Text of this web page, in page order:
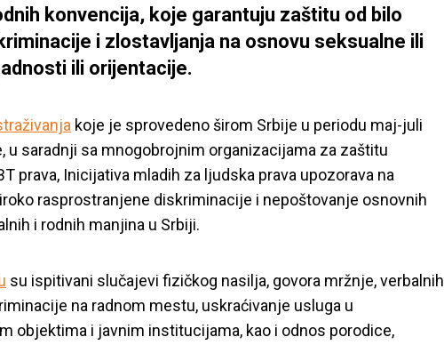
konvencija, koje garantuju zaštitu od bilo
i zlostavljanja na osnovu seksualne ili
ili orijentacije.
koje je sprovedeno širom Srbije u periodu maj-juli
u saradnji sa mnogobrojnim organizacijama za zaštitu
prava, Inicijativa mladih za ljudska prava upozorava na
rasprostranjene diskriminacije i nepoštovanje osnovnih
i rodnih manjina u Srbiji.
su ispitivani slučajevi fizičkog nasilja, govora mržnje, verbalnih
na radnom mestu, uskraćivanje usluga u
objektima i javnim institucijama, kao i odnos porodice,